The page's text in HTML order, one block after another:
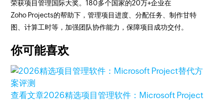
荣获项目管理国际大奖。180多个国家的20万+企业在
Zoho Projects的帮助下，管理项目进度、分配任务、制作甘特
图、计算工时等，加强团队协作能力，保障项目成功交付。
你可能喜欢
查看文章2026精选项目管理软件：Microsoft Project